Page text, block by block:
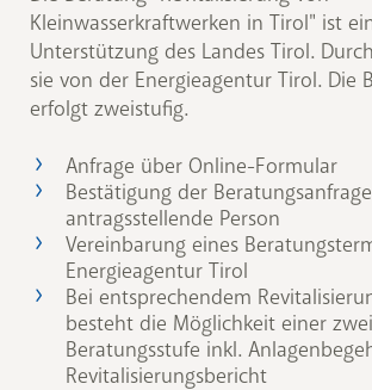
Kleinwasserkraftwerken in Tirol" ist
Unterstützung des Landes Tirol.
sie von der Energieagentur Tirol. Die
erfolgt zweistufig.
Anfrage über Online-Formular
Bestätigung der
antragsstellende Person
Vereinbarung eines
Energieagentur Tirol
Bei entsprechendem
besteht die Möglichkeit einer
Beratungsstufe inkl.
Revitalisierungsbericht